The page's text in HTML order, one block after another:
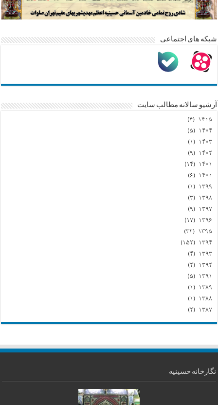
شبکه های اجتماعی
آرشیو سالانه مطالب سایت
۱۴۰۵ (۴)
۱۴۰۴ (۵)
۱۴۰۳ (۱)
۱۴۰۲ (۹)
۱۴۰۱ (۱۴)
۱۴۰۰ (۶)
۱۳۹۹ (۱)
۱۳۹۸ (۳)
۱۳۹۷ (۹)
۱۳۹۶ (۱۷)
۱۳۹۵ (۳۲)
۱۳۹۴ (۱۵۲)
۱۳۹۳ (۴)
۱۳۹۲ (۲)
۱۳۹۱ (۵)
۱۳۸۹ (۱)
۱۳۸۸ (۱)
۱۳۸۷ (۲)
نگارخانه حسینیه